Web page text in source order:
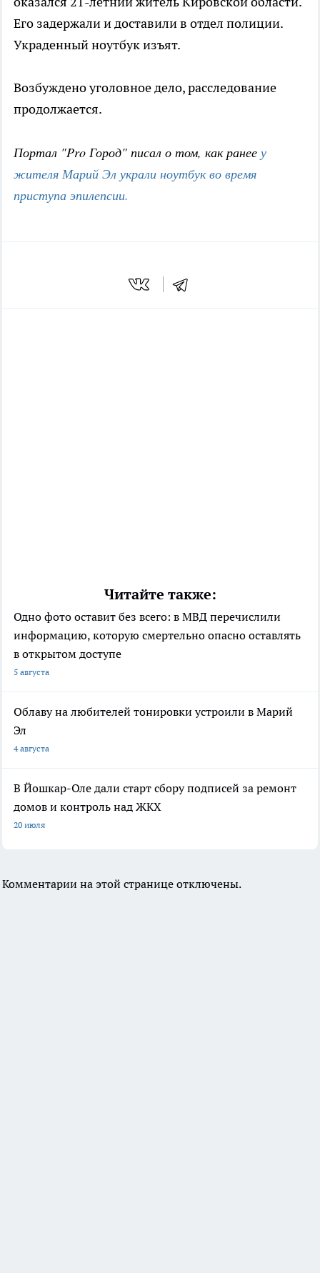
Его задержали и доставили в отдел полиции.
Украденный ноутбук изъят.
Возбуждено уголовное дело, расследование
продолжается.
Портал "Pro Город" писал о том, как ранее у
жителя Марий Эл украли ноутбук во время
приступа эпилепсии.
Читайте также:
Одно фото оставит без всего: в МВД перечислили
информацию, которую смертельно опасно оставлять
в открытом доступе
5 августа
Облаву на любителей тонировки устроили в Марий
Эл
4 августа
В Йошкар-Оле дали старт сбору подписей за ремонт
домов и контроль над ЖКХ
20 июля
Комментарии на этой странице отключены.